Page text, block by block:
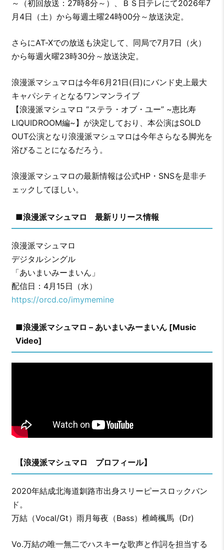
～（初回放送：27時8分～）、ＢＳ日テレにて2026年7
月4日（土）から毎週土曜24時00分～放送決定。
さらにAT-Xでの放送も決定して、同局で7月7日（火）
から毎週火曜23時30分～放送決定。
浪漫派マシュマロは今年6月21日(日)にバンド史上最大
キャパシティとなるワンマンライブ
【浪漫派マシュマロ “ステラ・オブ・ユー” ~恵比寿
LIQUIDROOM編~】が決定しており、本公演はSOLD
OUT公演となり浪漫派マシュマロは今年さらなる脚光を
浴びることになるだろう。
浪漫派マシュマロの最新情報は公式HP・SNSを是非チ
ェックしてほしい。
■浪漫派マシュマロ 最新リリース情報
浪漫派マシュマロ
デジタルシングル
「あいまいみーまいん」
配信日：4月15日（水）
https://orcd.co/imymemine
■浪漫派マシュマロ – あいまいみーまいん [Music
Video]
【浪漫派マシュマロ プロフィール】
2020年結成北海道釧路市出身スリーピースロックバン
ド。
万結（Vocal/Gt）雨月毎夜（Bass）椎崎楓馬 (Dr)
Vo.万結の唯一無二でハスキーな歌声と作詞を担当する